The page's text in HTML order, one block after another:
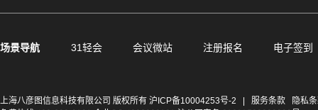
场景导航 31轻会 会议微站 注册报名 电子签到
上海八彦图信息科技有限公司 版权所有 沪ICP备10004253号-2 服务条款
隐私